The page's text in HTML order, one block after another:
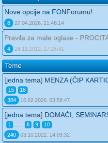
Nove opcije na FONForumu!
8 27.04.2026. 21:48:14
Pravila za male oglase -
4 24.11.2012. 17:26:41
Teme
[jedna tema] MENZA (ČIP
15
16
384
16.02.2026. 03:58:47
[jedna tema] DOMAĆI,
1 8 9
10
240
03.10.2022. 14:03:32